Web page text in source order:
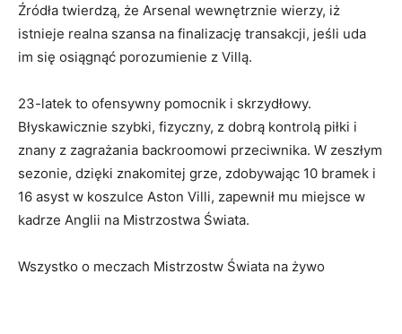
Źródła twierdzą, że Arsenal wewnętrznie wierzy, iż
istnieje realna szansa na finalizację transakcji, jeśli uda
im się osiągnąć porozumienie z Villą.
23-latek to ofensywny pomocnik i skrzydłowy.
Błyskawicznie szybki, fizyczny, z dobrą kontrolą piłki i
znany z zagrażania backroomowi przeciwnika. W zeszłym
sezonie, dzięki znakomitej grze, zdobywając 10 bramek i
16 asyst w koszulce Aston Villi, zapewnił mu miejsce w
kadrze Anglii na Mistrzostwa Świata.
Wszystko o meczach Mistrzostw Świata na żywo